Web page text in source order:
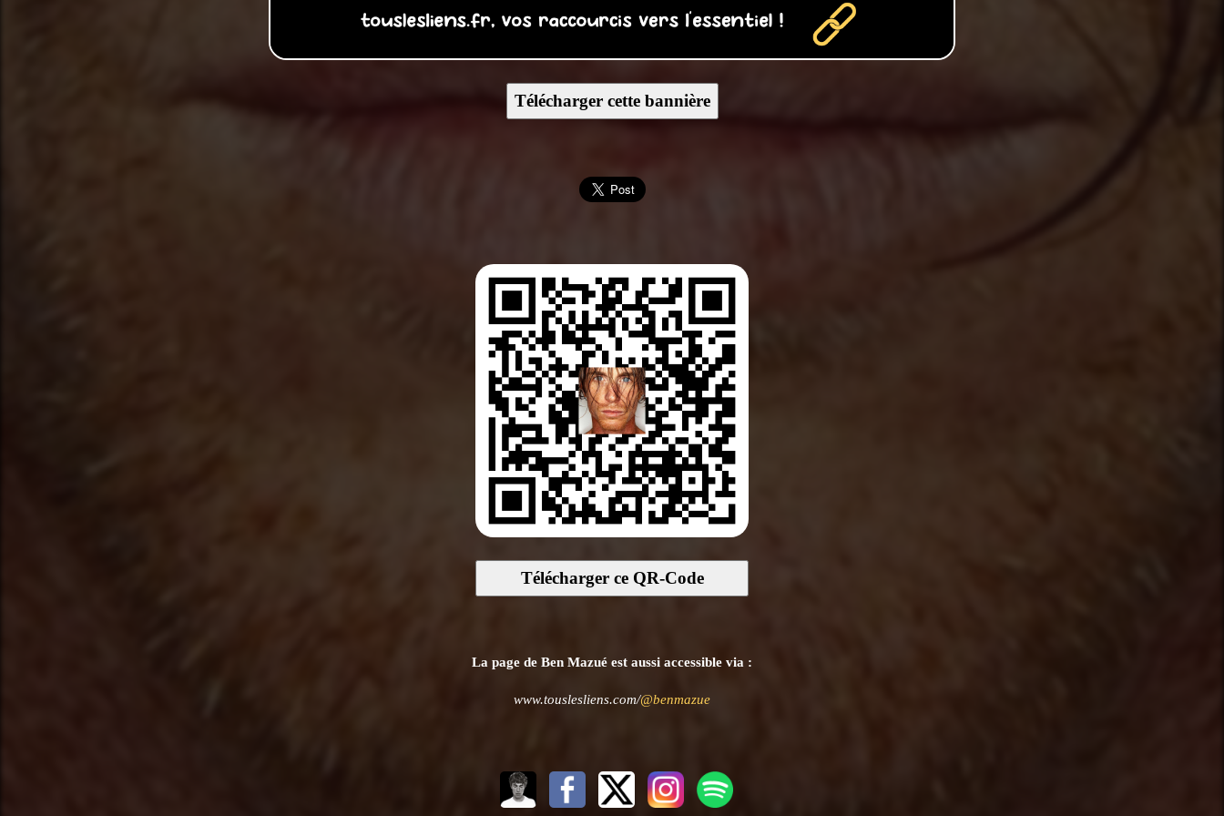
Télécharger cette bannière
Télécharger ce QR-Code
La page de Ben Mazué est aussi accessible via :
www.touslesliens.com/@benmazue